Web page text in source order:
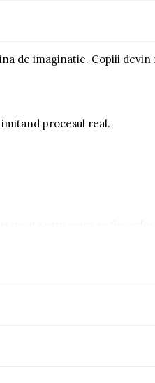
de imaginatie. Copiii devin
procesul real.